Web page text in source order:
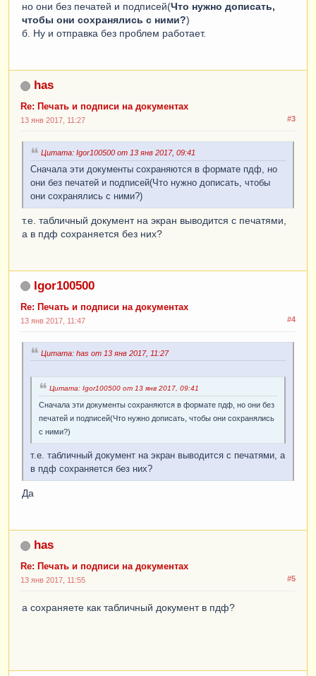
но они без печатей и подписей(Что нужно дописать,
чтобы они сохранялись с ними?)
б. Ну и отправка без проблем работает.
has
Re: Печать и подписи на документах
#3
13 янв 2017, 11:27
Цитата: Igor100500 от 13 янв 2017, 09:41
Сначала эти документы сохраняются в формате пдф, но
они без печатей и подписей(Что нужно дописать, чтобы
они сохранялись с ними?)
т.е. табличный документ на экран выводится с печатями,
а в пдф сохраняется без них?
Igor100500
Re: Печать и подписи на документах
#4
13 янв 2017, 11:47
Цитата: has от 13 янв 2017, 11:27
Цитата: Igor100500 от 13 янв 2017, 09:41
Сначала эти документы сохраняются в формате пдф, но они без
печатей и подписей(Что нужно дописать, чтобы они сохранялись
с ними?)
т.е. табличный документ на экран выводится с печатями, а
в пдф сохраняется без них?
Да
has
Re: Печать и подписи на документах
#5
13 янв 2017, 11:55
а сохраняете как табличный документ в пдф?